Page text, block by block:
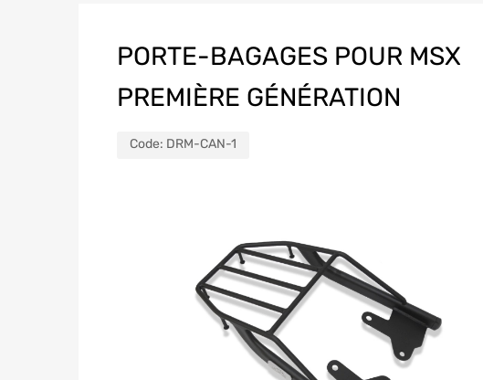
PORTE-BAGAGES POUR MSX
PREMIÈRE GÉNÉRATION
Code: DRM-CAN-1